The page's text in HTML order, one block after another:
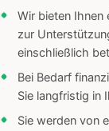
Wir bieten Ihnen
zur
einschließlich
Bei Bedarf
Sie langfristig in
Sie werden von